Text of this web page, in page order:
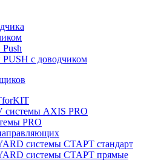
с доводчиком
AXIS PRO
PRO
системы СТАРТ стандарт
системы СТАРТ прямые